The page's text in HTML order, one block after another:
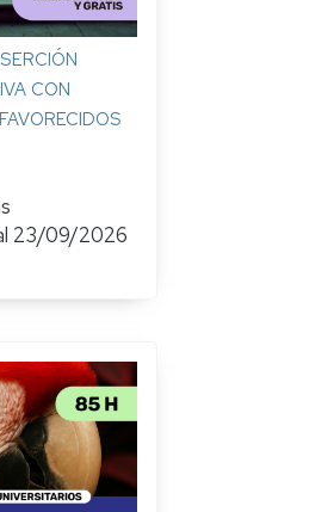
CON
23/09/2026